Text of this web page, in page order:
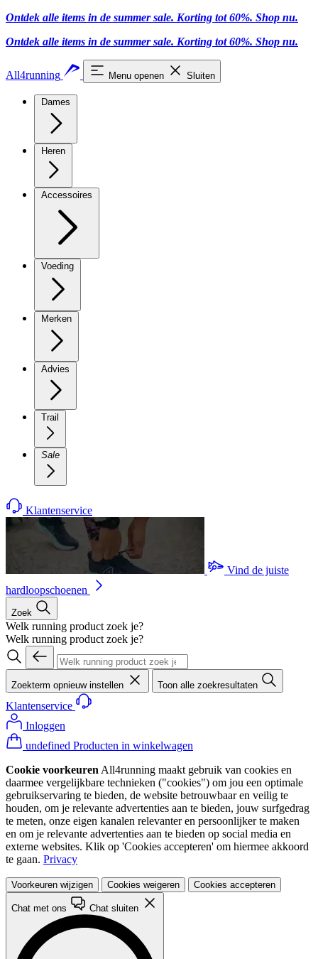
Ontdek alle items in de summer sale. Korting tot 60%. Shop nu.
Ontdek alle items in de summer sale. Korting tot 60%. Shop nu.
All4running Menu openen Sluiten
Dames
Heren
Accessoires
Voeding
Merken
Advies
Trail
Sale
Klantenservice
Vind de juiste
hardloopschoenen
Zoek
Welk running product zoek je?
Welk running product zoek je?
Zoekterm opnieuw instellen Toon alle zoekresultaten
Klantenservice
Inloggen
undefined Producten in winkelwagen
Cookie voorkeuren All4running maakt gebruik van cookies en
daarmee vergelijkbare technieken ("cookies") om jou een optimale
gebruikservaring te bieden, de website betrouwbaar en veilig te
houden, om je relevante advertenties aan te bieden, jouw surfgedrag
te meten, onze eigen kanalen relevanter en persoonlijker te maken
en om je relevante advertenties aan te bieden op social media en
externe websites. Klik op 'Cookies accepteren' om hiermee akkoord
te gaan. Privacy
Voorkeuren wijzigen Cookies weigeren Cookies accepteren
Chat met ons Chat sluiten